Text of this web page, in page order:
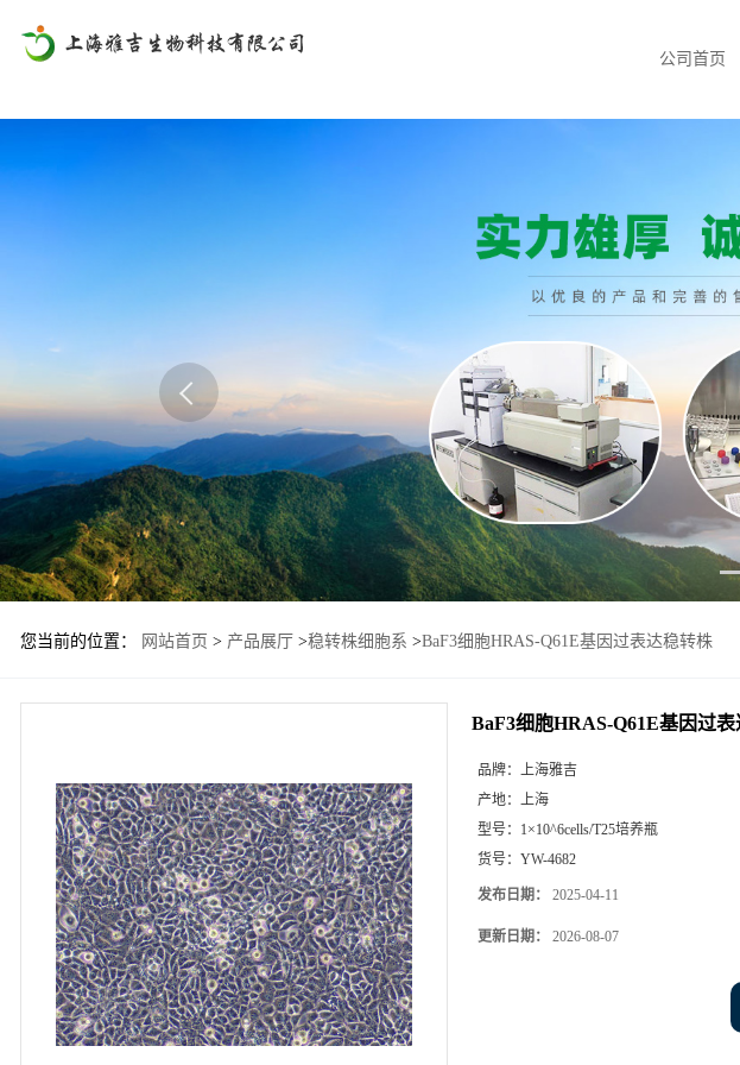
公司首页
您当前的位置： 网站首页 > 产品展厅 >稳转株细胞系 >BaF3细胞HRAS-Q61E基因过表达稳转株
BaF3细胞HRAS-Q61E基因过
品牌： 上海雅吉
产地： 上海
型号： 1×10^6cells/T25培养瓶
货号： YW-4682
发布日期： 2025-04-11
更新日期： 2026-08-07